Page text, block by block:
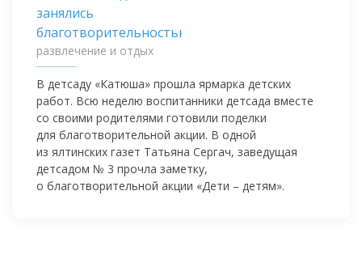
развлечение и отдых
В детсаду «Катюша» прошла ярмарка детских
работ. Всю неделю воспитанники детсада вместе
со своими родителями готовили поделки
для благотворительной акции. В одной
из ялтинских газет Татьяна Сергач, заведущая
детсадом № 3 прочла заметку,
о благотворительной акции «Дети – детям».